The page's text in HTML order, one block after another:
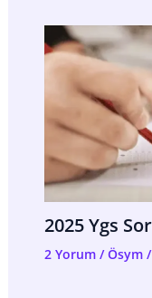
2025 Ygs
2 Yorum /Ösym/